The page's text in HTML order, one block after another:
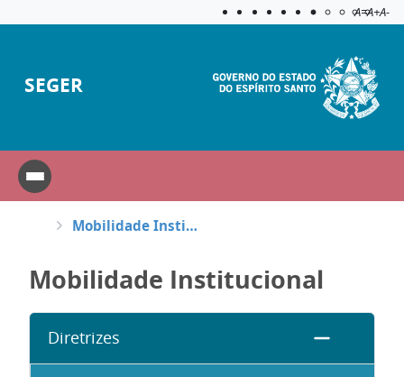
Aplicar
A=A+A-
SEGER
Mobilidade Institucional
Mobilidade Institucional
Diretrizes